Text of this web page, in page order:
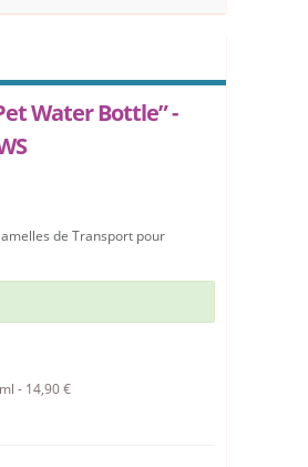
Water Bottle” -
de Transport pour
- 14,90 €